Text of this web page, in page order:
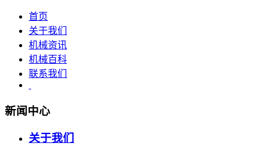
首页
关于我们
机械资讯
机械百科
联系我们
新闻中心
关于我们